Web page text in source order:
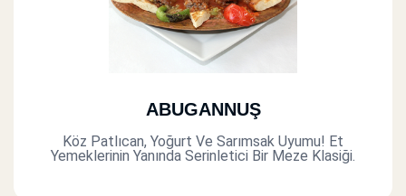
ABUGANNUŞ
Köz Patlıcan, Yoğurt Ve Sarımsak Uyumu! Et
Yemeklerinin Yanında Serinletici Bir Meze Klasiği.